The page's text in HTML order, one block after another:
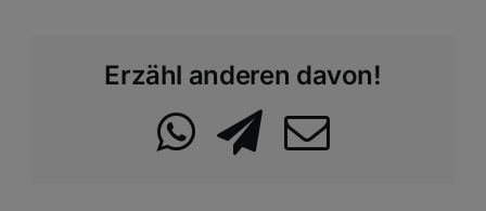
Erzähl anderen davon!
WhatsApp
Telegram
Email